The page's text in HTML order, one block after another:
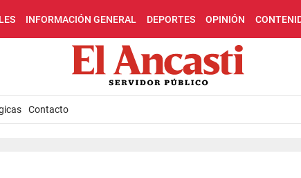
INFORMACIÓN GENERAL DEPORTES OPINIÓN
Contacto